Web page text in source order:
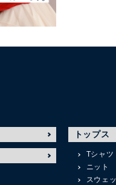
トップス
Tシャツ
ニット
スウェ